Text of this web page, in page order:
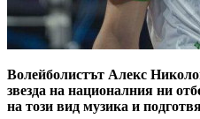
Волейболистът Алекс
звезда на националния ни
на този вид музика и